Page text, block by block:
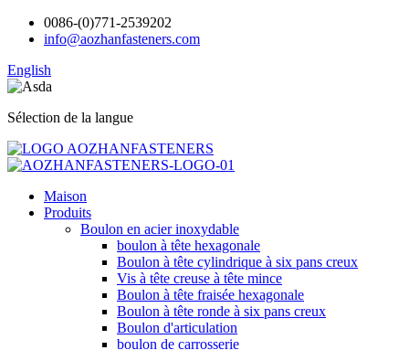
0086-(0)771-2539202
info@aozhanfasteners.com
English
Sélection de la langue
Maison
Produits
Boulon en acier inoxydable
boulon à tête hexagonale
Boulon à tête cylindrique à six pans creux
Vis à tête creuse à tête mince
Boulon à tête fraisée hexagonale
Boulon à tête ronde à six pans creux
Boulon d'articulation
boulon de carrosserie